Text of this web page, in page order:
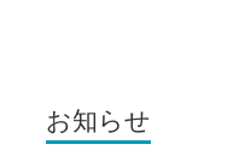
お知らせ